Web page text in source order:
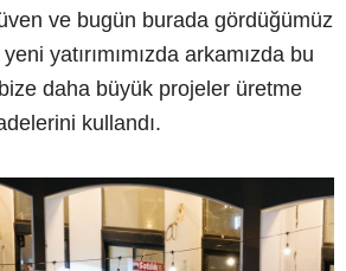
ve bugün burada gördüğümüz
yatırımımızda arkamızda bu
daha büyük projeler üretme
kullandı.